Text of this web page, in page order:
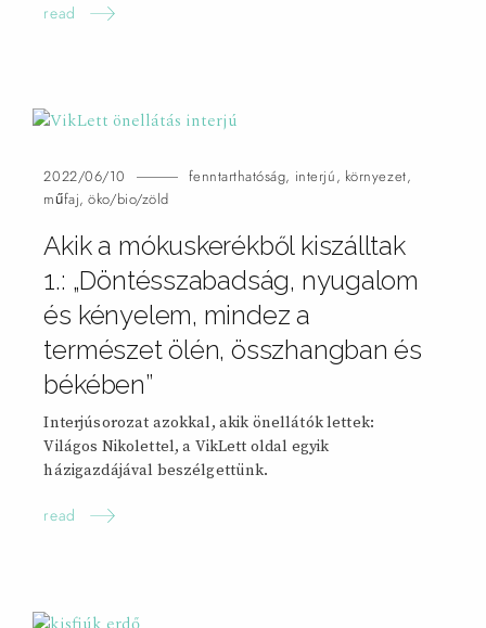
read
2022/06/10 fenntarthatóság, interjú, környezet,
műfaj,öko/bio/zöld
Akik a mókuskerékből kiszálltak
1.: „Döntésszabadság, nyugalom
és kényelem, mindez a
természet ölén, összhangban és
békében”
Interjúsorozat azokkal, akik önellátók lettek:
Világos Nikolettel, a VikLett oldal egyik
házigazdájával beszélgettünk.
read